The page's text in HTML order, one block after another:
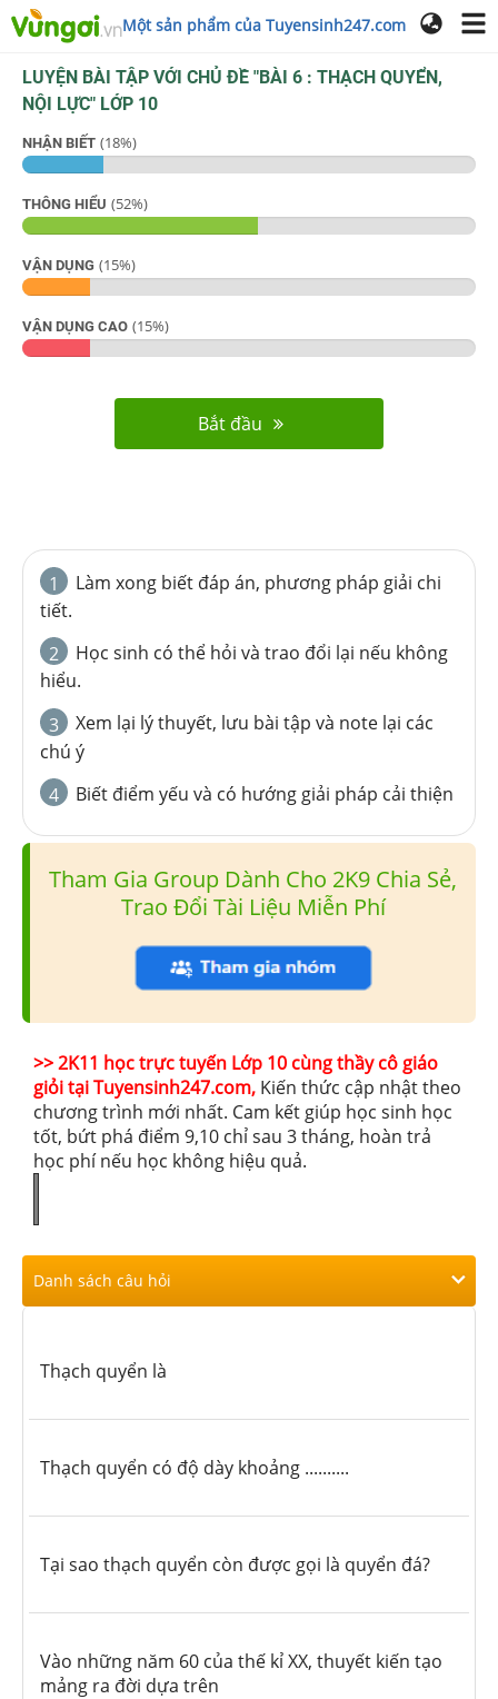
Một sản phẩm của Tuyensinh247.com
LUYỆN BÀI TẬP VỚI CHỦ ĐỀ "BÀI 6 : THẠCH QUYỂN,
NỘI LỰC" LỚP 10
NHẬN BIẾT (18%)
THÔNG HIỂU (52%)
VẬN DỤNG (15%)
VẬN DỤNG CAO (15%)
Bắt đầu
1
Làm xong biết đáp án, phương pháp giải chi
tiết.
2
Học sinh có thể hỏi và trao đổi lại nếu không
hiểu.
3
Xem lại lý thuyết, lưu bài tập và note lại các
chú ý
4
Biết điểm yếu và có hướng giải pháp cải thiện
Tham Gia Group Dành Cho 2K9 Chia Sẻ,
Trao Đổi Tài Liệu Miễn Phí
>> 2K11 học trực tuyến Lớp 10 cùng thầy cô giáo
giỏi tại Tuyensinh247.com, Kiến thức cập nhật theo
chương trình mới nhất. Cam kết giúp học sinh học
tốt, bứt phá điểm 9,10 chỉ sau 3 tháng, hoàn trả
học phí nếu học không hiệu quả.
Danh sách câu hỏi
Thạch quyển là
Thạch quyển có độ dày khoảng ..........
Tại sao thạch quyển còn được gọi là quyển đá?
Vào những năm 60 của thế kỉ XX, thuyết kiến tạo
mảng ra đời dựa trên